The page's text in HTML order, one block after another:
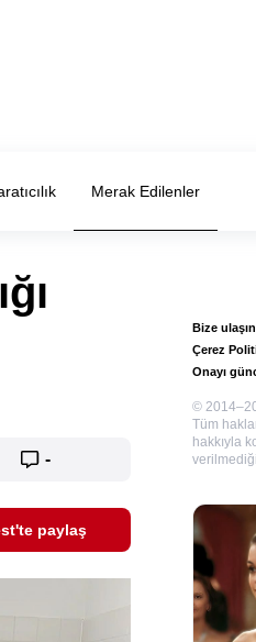
Merak Edilenler
Bize ulaşın
Çerez
Onayı
©
Tüm
hakkıyla
-
paylaş